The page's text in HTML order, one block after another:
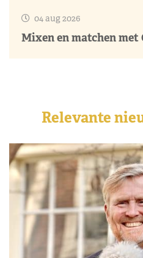
04 aug 2026
Mixen en matchen met
Relevante